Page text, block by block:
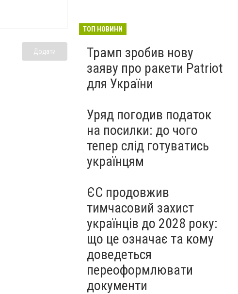
Додати
ТОП НОВИНИ
Трамп зробив нову
заяву про ракети Patriot
для України
Уряд погодив податок
на посилки: до чого
тепер слід готуватись
українцям
ЄС продовжив
тимчасовий захист
українців до 2028 року:
що це означає та кому
доведеться
переоформлювати
документи